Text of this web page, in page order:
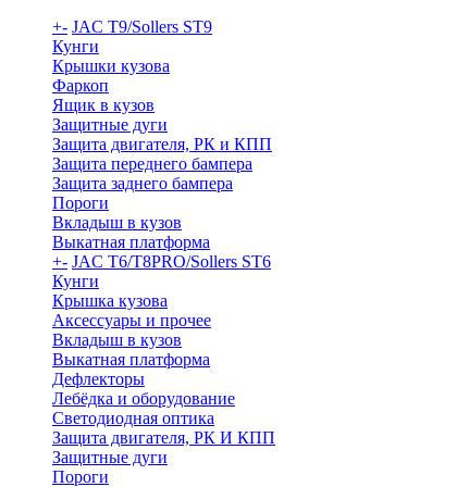
+- JAC T9/Sollers ST9
Кунги
Крышки кузова
Фаркоп
Ящик в кузов
Защитные дуги
Защита двигателя, РК и КПП
Защита переднего бампера
Защита заднего бампера
Пороги
Вкладыш в кузов
Выкатная платформа
+- JAC T6/T8PRO/Sollers ST6
Кунги
Крышка кузова
Аксессуары и прочее
Вкладыш в кузов
Выкатная платформа
Дефлекторы
Лебёдка и оборудование
Светодиодная оптика
Защита двигателя, РК И КПП
Защитные дуги
Пороги